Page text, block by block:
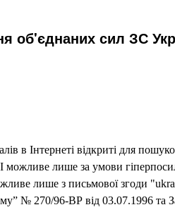
об'єднаних сил ЗС
в Інтернеті відкриті для
можливе лише за умови
лише з письмової згоди
№ 270/96-ВР від 03.07.1996 та